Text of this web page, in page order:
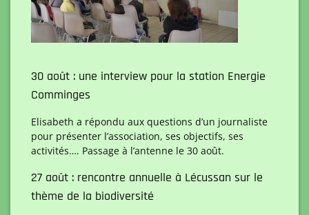
30 août : une interview pour la station Energie
Comminges
Elisabeth a répondu aux questions d’un journaliste
pour présenter l’association, ses objectifs, ses
activités…. Passage à l’antenne le 30 août.
27 août : rencontre annuelle à Lécussan sur le
thème de la biodiversité